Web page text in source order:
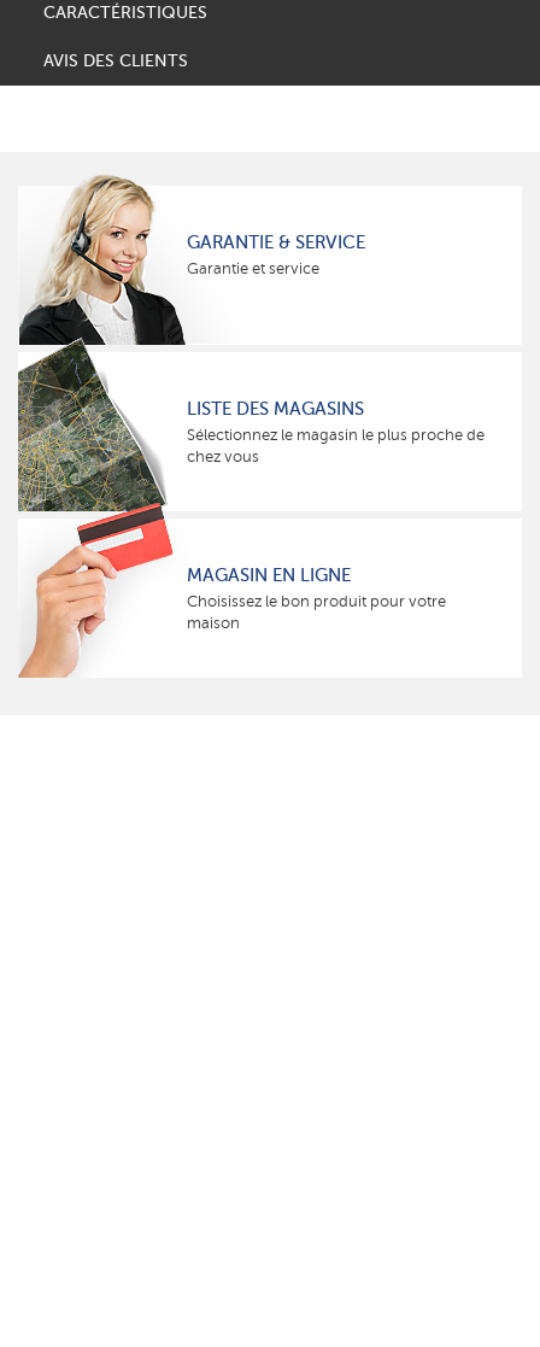
CARACTÉRISTIQUES
AVIS DES CLIENTS
GARANTIE & SERVICE
Garantie et service
LISTE DES MAGASINS
Sélectionnez le magasin le plus proche de
chez vous
MAGASIN EN LIGNE
Choisissez le bon produit pour votre
maison